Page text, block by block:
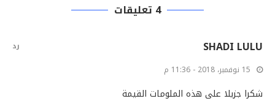
4 تعليقات
SHADI LULU
15 نوفمبر، 2018 - 11:36 م
شكرا جزيلا على هذه الملومات القيمة
رد